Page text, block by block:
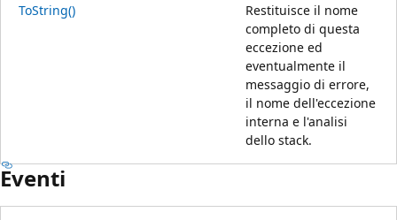
ToString()
Restituisce il nome
completo di questa
eccezione ed
eventualmente il
messaggio di errore,
il nome dell'eccezione
interna e l'analisi
dello stack.
Eventi